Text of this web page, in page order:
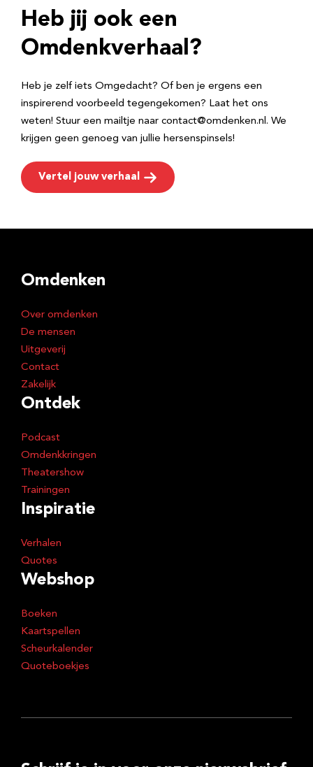
r
e
Heb jij ook een
Omdenkverhaal?
Heb je zelf iets Omgedacht? Of ben je ergens een
inspirerend voorbeeld tegengekomen? Laat het ons
weten! Stuur een mailtje naar contact@omdenken.nl. We
krijgen geen genoeg van jullie hersenspinsels!
Vertel jouw verhaal
Omdenken
Over omdenken
De mensen
Uitgeverij
Contact
Zakelijk
Ontdek
Podcast
Omdenkkringen
Theatershow
Trainingen
Inspiratie
Verhalen
Quotes
Webshop
Boeken
Kaartspellen
Scheurkalender
Quoteboekjes